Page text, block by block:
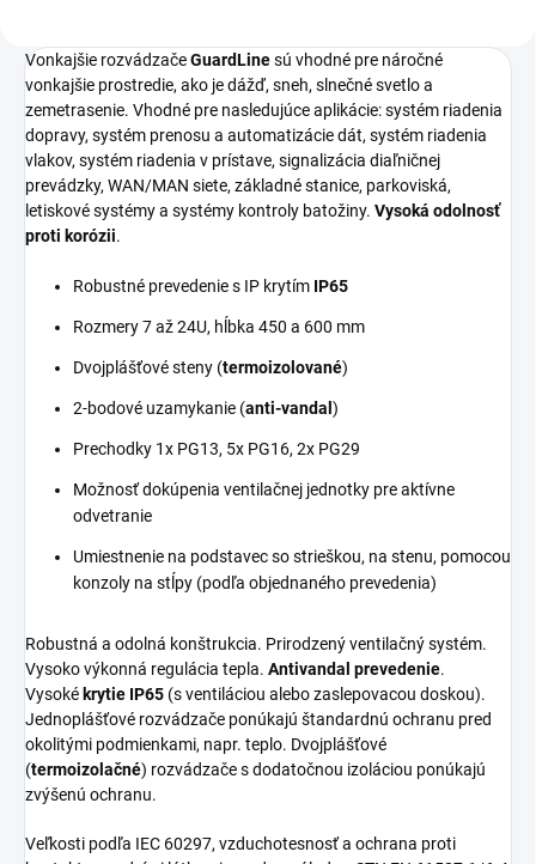
Vonkajšie rozvádzačeGuardLinesú vhodné pre náročné
vonkajšie prostredie, ako je dážď, sneh, slnečné svetlo a
zemetrasenie. Vhodné pre nasledujúce aplikácie: systém riadenia
dopravy, systém prenosu a automatizácie dát, systém riadenia
vlakov, systém riadenia v prístave, signalizácia diaľničnej
prevádzky, WAN/MAN siete, základné stanice, parkoviská,
letiskové systémy a systémy kontroly batožiny. Vysoká odolnosť
proti korózii.
Robustné prevedenie s IP krytím IP65
Rozmery 7 až 24U, hĺbka 450 a 600 mm
Dvojplášťové steny (termoizolované)
2-bodové uzamykanie (anti-vandal )
Prechodky 1x PG13, 5x PG16, 2x PG29
Možnosť dokúpenia ventilačnej jednotky pre aktívne
odvetranie
Umiestnenie na podstavec so strieškou, na stenu, pomocou
konzoly na stĺpy (podľa objednaného prevedenia)
Robustná a odolná konštrukcia. Prirodzený ventilačný systém.
Vysoko výkonná regulácia tepla. Antivandal prevedenie.
Vysoké krytie IP65 (s ventiláciou alebo zaslepovacou doskou).
Jednoplášťové rozvádzače ponúkajú štandardnú ochranu pred
okolitými podmienkami, napr. teplo. Dvojplášťové
(termoizolačné) rozvádzače s dodatočnou izoláciou ponúkajú
zvýšenú ochranu.
Veľkosti podľa IEC 60297, vzduchotesnosť a ochrana proti